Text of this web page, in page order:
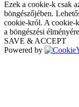
Ezek a cookie-k csak
böngészőjében.
cookie-król. A cookie-k
a böngészési
SAVE & ACCEPT
Powered by